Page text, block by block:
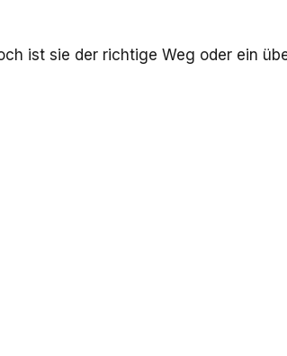
ist sie der richtige Weg oder ein